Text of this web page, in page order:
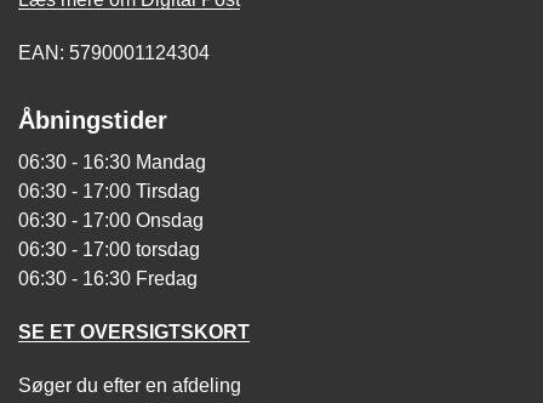
EAN: 5790001124304
Åbningstider
06:30 - 16:30 Mandag
06:30 - 17:00 Tirsdag
06:30 - 17:00 Onsdag
06:30 - 17:00 torsdag
06:30 - 16:30 Fredag
SE ET OVERSIGTSKORT
Søger du efter en afdeling